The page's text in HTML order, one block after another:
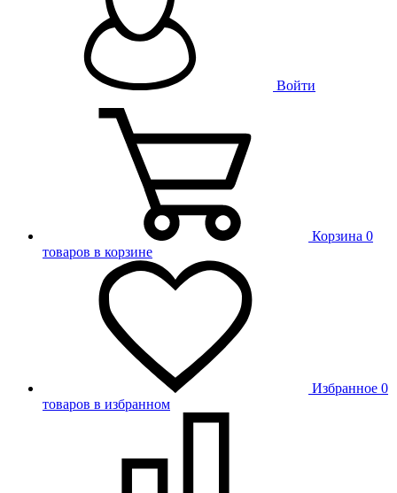
Войти
Корзина 0
товаров в корзине
Избранное 0
товаров в избранном